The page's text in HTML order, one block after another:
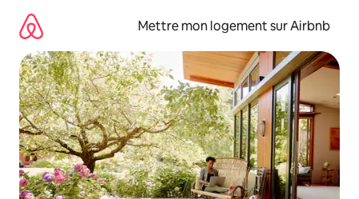
directement
contenu
Mettre mon logement sur Airbnb